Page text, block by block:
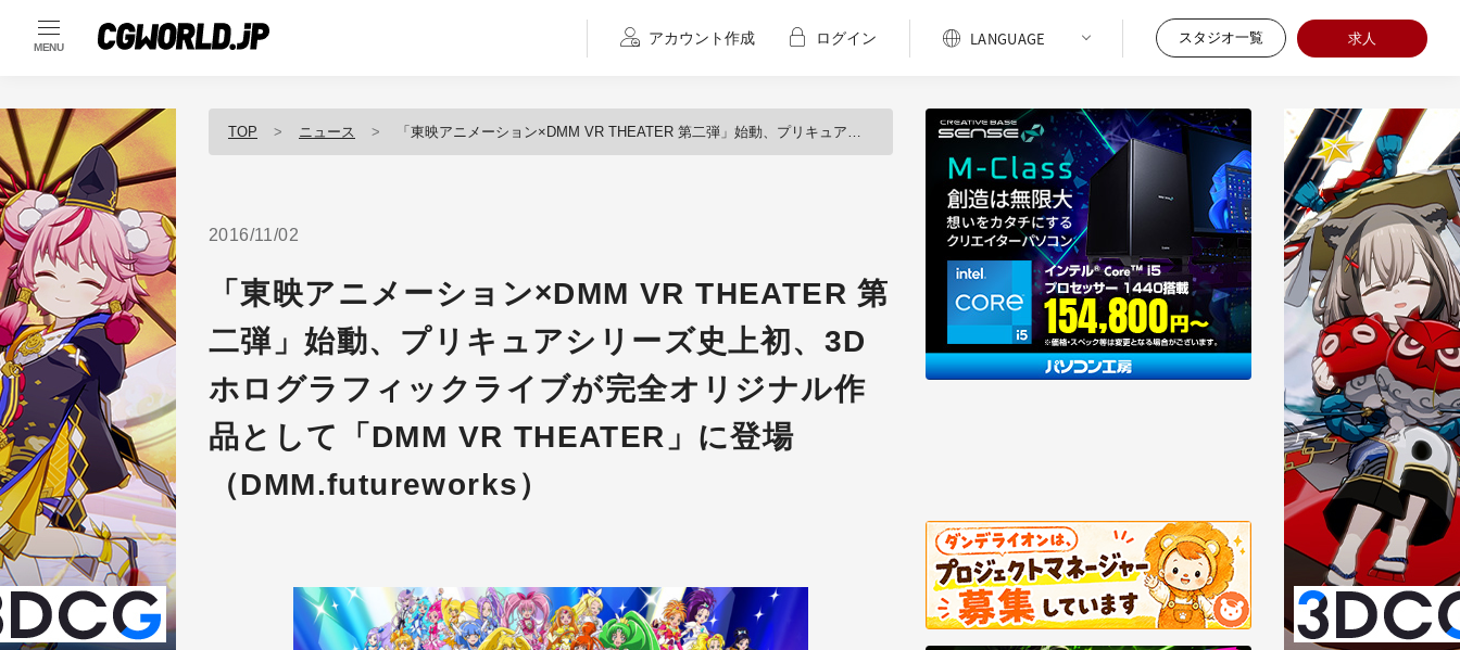
MENU
アカウント作成 ログイン スタジオ一覧 求人
TOP ニュース 「東映アニメーション×DMM VR THEATER 第二弾」始動、プリキュアシリーズ史上初、3Dホログラフィックライブが完全オリジナル作品として「DMM VR THEATER」に登場（DMM.futureworks）
2016/11/02
「東映アニメーション×DMM VR THEATER 第
二弾」始動、プリキュアシリーズ史上初、3D
ホログラフィックライブが完全オリジナル作
品として「DMM VR THEATER」に登場
（DMM.futureworks）